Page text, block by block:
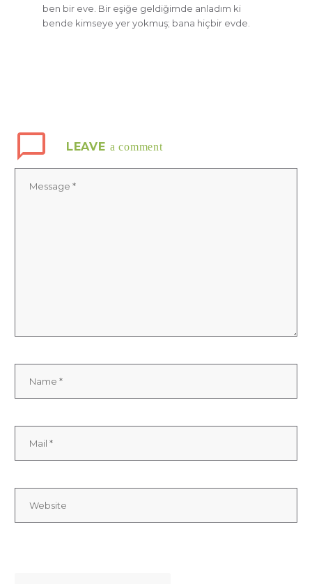
ben bir eve. Bir eşiğe geldiğimde anladım ki
bende kimseye yer yokmuş; bana hiçbir evde.
LEAVE a comment